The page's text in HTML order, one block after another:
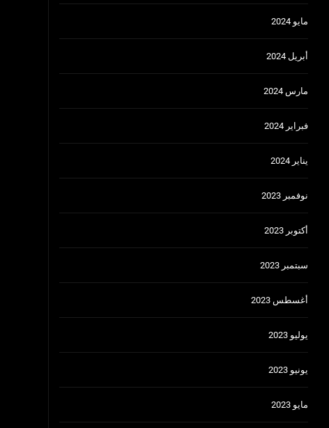
مايو 2024
أبريل 2024
مارس 2024
فبراير 2024
يناير 2024
نوفمبر 2023
أكتوبر 2023
سبتمبر 2023
أغسطس 2023
يوليو 2023
يونيو 2023
مايو 2023